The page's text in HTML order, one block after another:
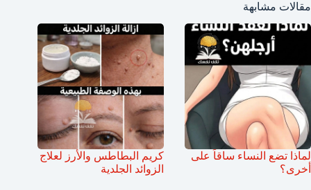
مقالات مشابهة
لماذا تضع النساء ساقاً على
أخرى؟
كريم البطاطس والأرز لعلاج
الزوائد الجلدية